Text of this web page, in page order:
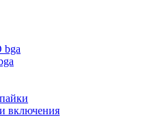
bga
включения